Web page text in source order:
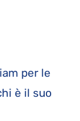
per le
è il suo